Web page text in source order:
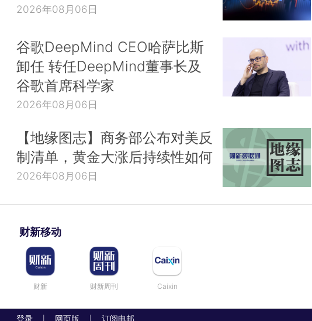
2026年08月06日
谷歌DeepMind CEO哈萨比斯
卸任 转任DeepMind董事长及
谷歌首席科学家
2026年08月06日
【地缘图志】商务部公布对美反
制清单，黄金大涨后持续性如何
2026年08月06日
财新移动
财新 财新周刊 Caixin
登录 网页版 订阅电邮